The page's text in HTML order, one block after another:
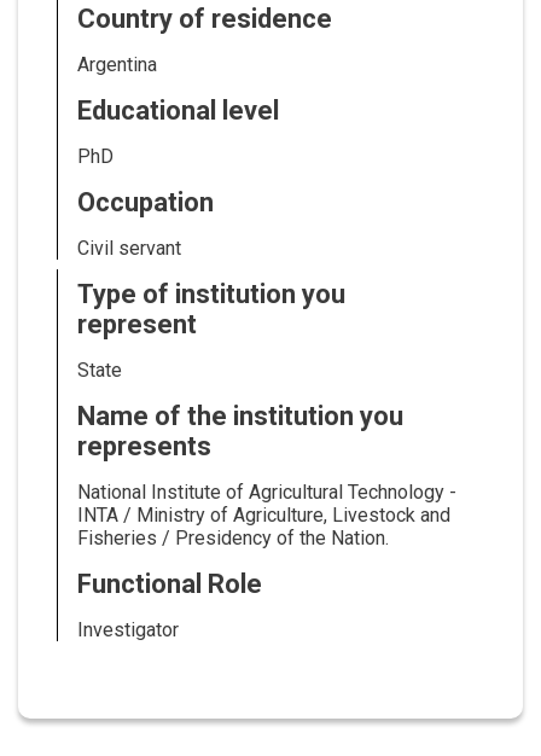
Country of residence
Argentina
Educational level
PhD
Occupation
Civil servant
Type of institution you
represent
State
Name of the institution you
represents
National Institute of Agricultural Technology -
INTA / Ministry of Agriculture, Livestock and
Fisheries / Presidency of the Nation.
Functional Role
Investigator